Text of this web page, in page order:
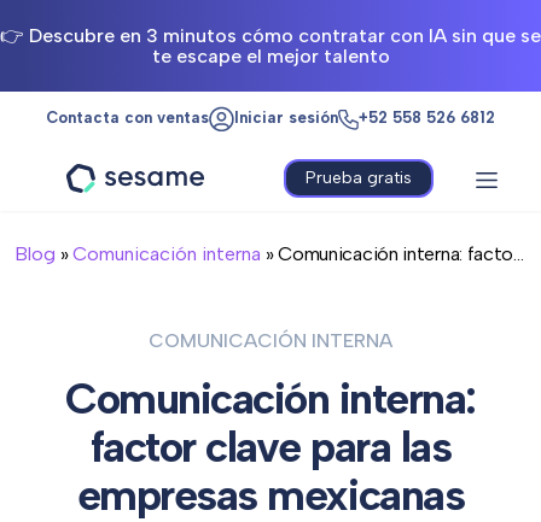
👉 Descubre en 3 minutos cómo contratar con IA sin que se
te escape el mejor talento
Contacta con ventas Iniciar sesión +52 558 526 6812
Prueba gratis
Blog »Comunicación interna » Comunicación interna: facto...
COMUNICACIÓN INTERNA
Comunicación interna:
factor clave para las
empresas mexicanas